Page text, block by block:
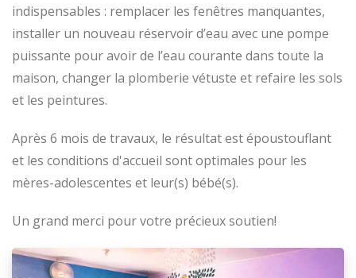
indispensables : remplacer les fenêtres manquantes,
installer un nouveau réservoir d’eau avec une pompe
puissante pour avoir de l’eau courante dans toute la
maison, changer la plomberie vétuste et refaire les sols
et les peintures.
Après 6 mois de travaux, le résultat est époustouflant
et les conditions d'accueil sont optimales pour les
mères-adolescentes et leur(s) bébé(s).
Un grand merci pour votre précieux soutien!